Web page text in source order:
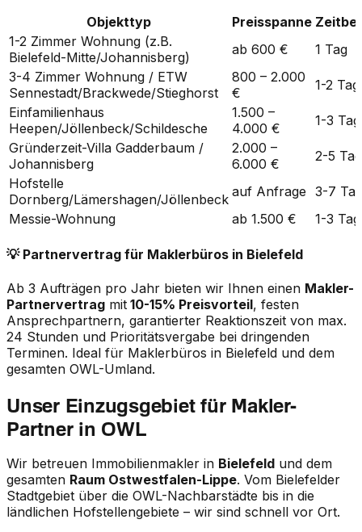
Objekttyp
Preisspanne
1-2 Zimmer Wohnung (z.B.
Bielefeld-Mitte/Johannisberg)
ab 600 €
1 Tag
3-4 Zimmer Wohnung / ETW
Sennestadt/Brackwede/Stieghorst
800 – 2.000
€
1-2
Einfamilienhaus
Heepen/Jöllenbeck/Schildesche
1.500 –
4.000 €
1-3
Gründerzeit-Villa Gadderbaum /
Johannisberg
2.000 –
6.000 €
2-5
Hofstelle
Dornberg/Lämershagen/Jöllenbeck auf Anfrage 3-7
Messie-Wohnung
ab 1.500 € 1-3
💡 Partnervertrag für Maklerbüros in Bielefeld
Ab 3 Aufträgen pro Jahr bieten wir Ihnen einen Makler-
Partnervertrag mit 10-15% Preisvorteil, festen
Ansprechpartnern, garantierter Reaktionszeit von max.
24 Stunden und Prioritätsvergabe bei dringenden
Terminen. Ideal für Maklerbüros in Bielefeld und dem
gesamten OWL-Umland.
Unser Einzugsgebiet für Makler-
Partner in OWL
Wir betreuen Immobilienmakler in Bielefeld und dem
gesamten Raum Ostwestfalen-Lippe. Vom Bielefelder
Stadtgebiet über die OWL-Nachbarstädte bis in die
ländlichen Hofstellengebiete – wir sind schnell vor Ort.